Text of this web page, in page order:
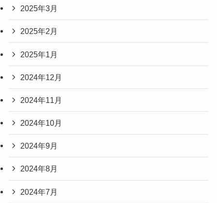
2025年3月
2025年2月
2025年1月
2024年12月
2024年11月
2024年10月
2024年9月
2024年8月
2024年7月